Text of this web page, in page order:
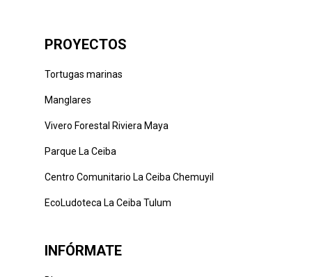
PROYECTOS
Tortugas marinas
Manglares
Vivero Forestal Riviera Maya
Parque La Ceiba
Centro Comunitario La Ceiba Chemuyil
EcoLudoteca La Ceiba Tulum
INFÓRMATE